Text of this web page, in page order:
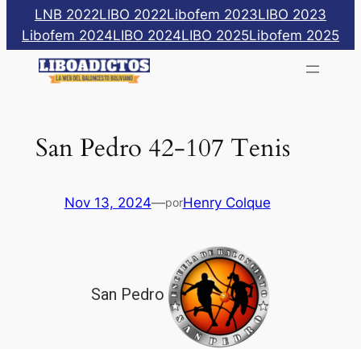
Saltar
contenido
LNB 2022LIBO 2022Libofem 2023LIBO 2023
Libofem 2024LIBO 2024LIBO 2025Libofem 2025
San Pedro 42-107 Tenis
Nov 13, 2024—porHenry Colque
San Pedro